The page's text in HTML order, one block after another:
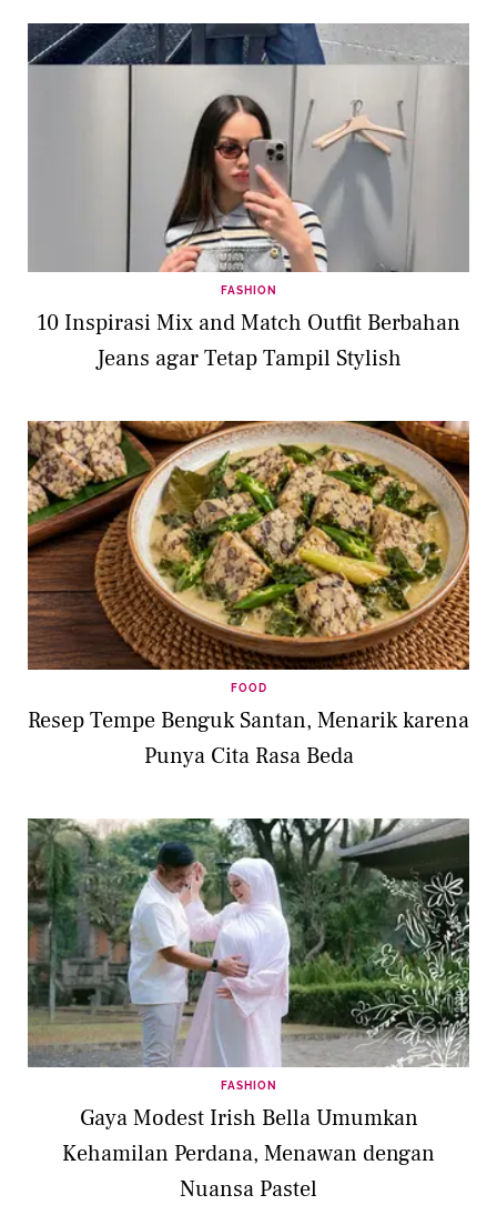
FASHION
10 Inspirasi Mix and Match Outfit Berbahan
Jeans agar Tetap Tampil Stylish
FOOD
Resep Tempe Benguk Santan, Menarik karena
Punya Cita Rasa Beda
FASHION
Gaya Modest Irish Bella Umumkan
Kehamilan Perdana, Menawan dengan
Nuansa Pastel